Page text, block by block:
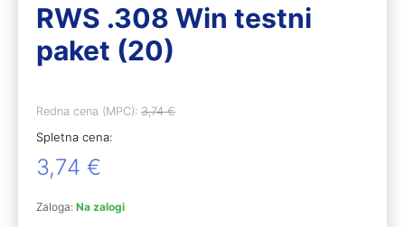
RWS .308 Win testni
paket (20)
Redna cena (MPC): 3,74€
Spletna cena:
3,74 €
Zaloga: Na zalogi